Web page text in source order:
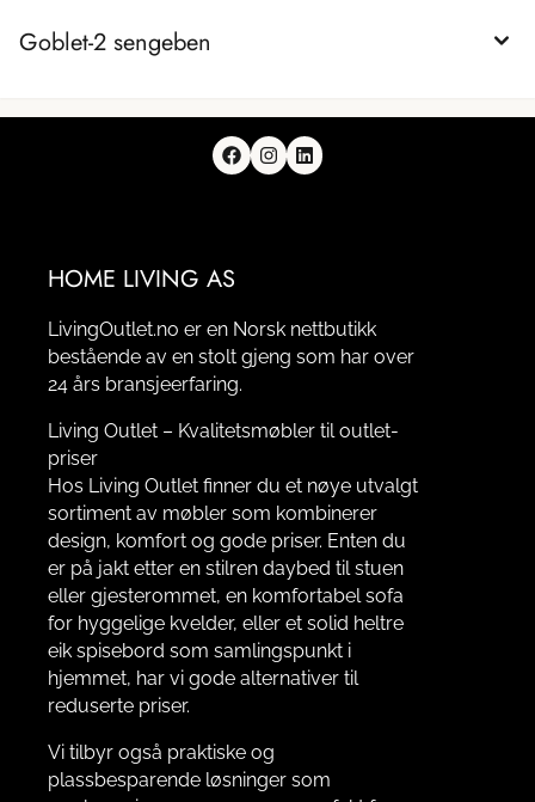
Goblet-2 sengeben
HOME LIVING AS
LivingOutlet.no er en Norsk nettbutikk
bestående av en stolt gjeng som har over
24 års bransjeerfaring.
Living Outlet – Kvalitetsmøbler til outlet-
priser
Hos Living Outlet finner du et nøye utvalgt
sortiment av møbler som kombinerer
design, komfort og gode priser. Enten du
er på jakt etter en stilren daybed til stuen
eller gjesterommet, en komfortabel sofa
for hyggelige kvelder, eller et solid heltre
eik spisebord som samlingspunkt i
hjemmet, har vi gode alternativer til
reduserte priser.
Vi tilbyr også praktiske og
plassbesparende løsninger som